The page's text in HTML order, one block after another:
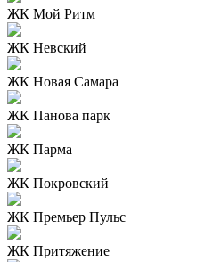
ЖК Мой Ритм
ЖК Невский
ЖК Новая Самара
ЖК Панова парк
ЖК Парма
ЖК Покровский
ЖК Премьер Пульс
ЖК Притяжение